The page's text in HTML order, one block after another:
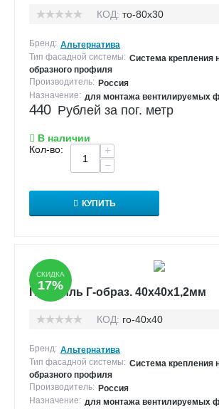
КОД: то-80х30
Бренд: Альтернатива
Тип фасадной системы: Система крепления
образного профиля
Производитель: Россия
Назначение: для монтажа вентилируемых
440 Рублей за пог. метр
В наличии
Кол-во:
+
−
КУПИТЬ
СКИДКА
17%
Профиль Г-образ. 40х40х1,2мм
КОД: го-40х40
Бренд: Альтернатива
Тип фасадной системы: Система крепления
образного профиля
Производитель: Россия
Назначение: для монтажа вентилируемых